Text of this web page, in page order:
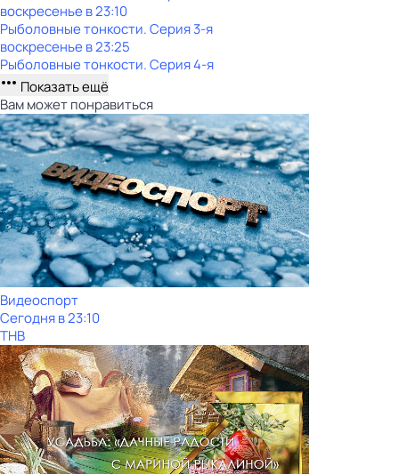
воскресенье в23:10
Рыболовные тонкости. Серия 3-я
воскресенье в23:25
Рыболовные тонкости. Серия 4-я
Показать ещё
Вам может понравиться
Видеоспорт
Сегодня в 23:10
ТНВ